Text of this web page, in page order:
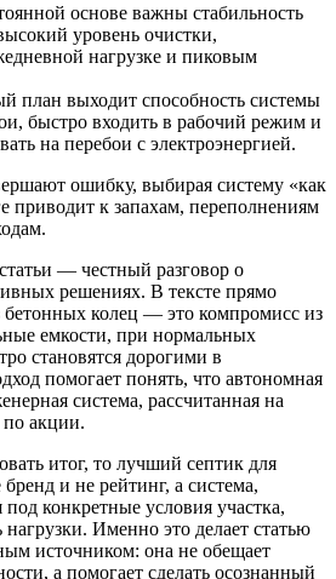
основе важны стабильность
уровень очистки,
нагрузке и пиковым
план выходит способность системы
быстро входить в рабочий режим и
на перебои с электроэнергией.
ошибку, выбирая систему «как
приводит к запахам, переполнениям
— честный разговор о
решениях. В тексте прямо
бетонных колец — это компромисс из
емкости, при нормальных
становятся дорогими в
помогает понять, что автономная
система, рассчитанная на
по акции.
итог, то лучший септик для
и не рейтинг, а система,
конкретные условия участка,
Именно это делает статью
источником: она не обещает
а помогает сделать осознанный